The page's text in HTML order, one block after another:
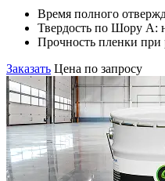
Время полного
Твердость по Шору А:
Прочность пленки при
Заказать Цена по запросу